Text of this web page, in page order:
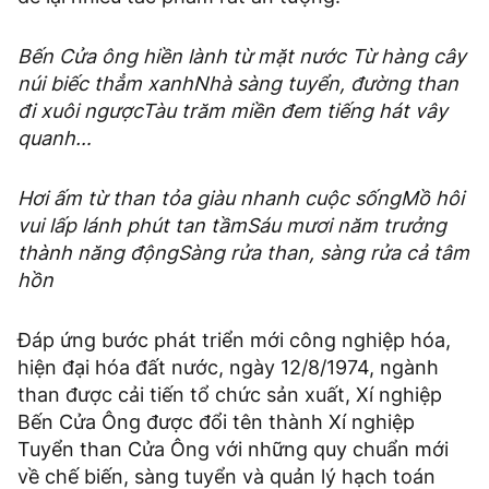
Bến Cửa ông hiền lành từ mặt nước Từ hàng cây
núi biếc thẳm xanhNhà sàng tuyển, đường than
đi xuôi ngượcTàu trăm miền đem tiếng hát vây
quanh…
Hơi ấm từ than tỏa giàu nhanh cuộc sốngMồ hôi
vui lấp lánh phút tan tầmSáu mươi năm trưởng
thành năng độngSàng rửa than, sàng rửa cả tâm
hồn
Đáp ứng bước phát triển mới công nghiệp hóa,
hiện đại hóa đất nước, ngày 12/8/1974, ngành
than được cải tiến tổ chức sản xuất, Xí nghiệp
Bến Cửa Ông được đổi tên thành Xí nghiệp
Tuyển than Cửa Ông với những quy chuẩn mới
về chế biến, sàng tuyển và quản lý hạch toán